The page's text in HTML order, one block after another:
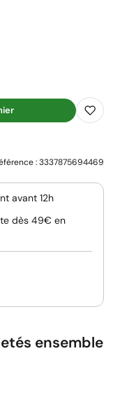
:3337875694469
avant 12h
dès 49€ en
ensemble